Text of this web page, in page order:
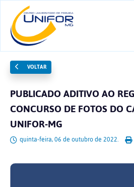
VOLTAR
PUBLICADO ADITIVO AO
CONCURSO DE FOTOS DO
UNIFOR-MG
quinta-feira, 06 de outubro de 2022.